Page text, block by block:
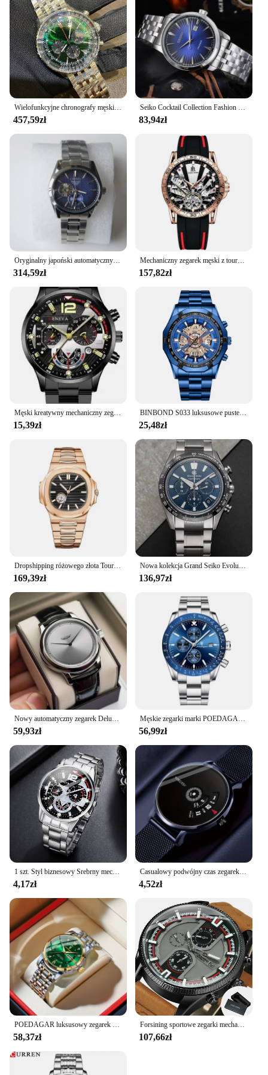
is a valuable addition to any collection.
457,59zł 83,94zł
314,59zł
Mechaniczny zegarek męski z tourbillonem Luksusowa moda codzienna Automatyczny sportowy wodoodporny męski zegarek na rękę Relogio Feminino
157,82zł
Męski kreatywny mechaniczny zegarek z sześcioma pinami pasek ze stali stopowej zegarek kwarcowy męski zegarek nowe luksusowe męskie zegarki Reloj Hombre Relogio
15,39zł
BINBOND S033 luksusowe puste, niemechaniczne, biznesowe zegarki kwarcowe męskie 30M wodoodporne modne modne zegarki męskie
25,48zł
Dropshipping różowego złota Tourbillon automatyczny zegarek męski zegar wodoodporny mechaniczne zegarki na rękę ze stali nierdzewnej męskie zegarki
169,39zł
Nowa kolekcja Grand Seiko Evolution 9 SLGC001 męski chronograf niemechaniczny kwarcowy swobodny biznesowy zegarek na rękę z pudełkiem
136,97zł
Nowy automatyczny zegarek Deluxe, męski, studencki, wodoodporny męski zegarek, klasyczny trend, przystojny, prosty zegarek kwarcowy
59,93zł
Męskie zegarki marki POEDAGAR luksusowy biznes świecący zegarek męski z kalendarzem sportowy chronograf nadgarstek ze stali nierdzewnej zegarek dla mężczyzny
56,99zł
1 szt. Styl biznesowy Srebrny mechaniczny design Męski zegarek kwarcowy ze stopu z kalendarzem wybrany zegarek na prezent
4,17zł
Casualowy podwójny czas zegarek kwarcowy wodoodporny automatyczny opaska siatkowa zegarek sportowy dla kobiet mężczyzn nastolatki studenci
4,52zł
POEDAGAR luksusowy zegarek męski elegancki randkowy na tydzień wodoodporny świecący zegarek męski kwarcowy ze stali nierdzewnej sportowe zegarki reloj
58,37zł
Forsining sportowe zegarki mechaniczne wyświetlacz daty małe tarcze świecące dłonie wojskowy automatyczny męski zegarek pasek z prawdziwej skóry
107,66zł